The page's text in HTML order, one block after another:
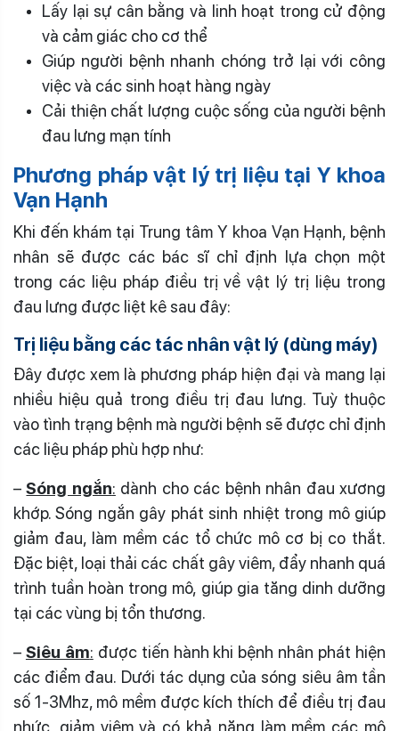
Lấy lại sự cân bằng và linh hoạt trong cử động
và cảm giác cho cơ thể
Giúp người bệnh nhanh chóng trở lại với công
việc và các sinh hoạt hàng ngày
Cải thiện chất lượng cuộc sống của người bệnh
đau lưng mạn tính
Phương pháp vật lý trị liệu tại Y khoa
Vạn Hạnh
Khi đến khám tại Trung tâm Y khoa Vạn Hạnh, bệnh
nhân sẽ được các bác sĩ chỉ định lựa chọn một
trong các liệu pháp điều trị về vật lý trị liệu trong
đau lưng được liệt kê sau đây:
Trị liệu bằng các tác nhân vật lý (dùng máy)
Đây được xem là phương pháp hiện đại và mang lại
nhiều hiệu quả trong điều trị đau lưng. Tuỳ thuộc
vào tình trạng bệnh mà người bệnh sẽ được chỉ định
các liệu pháp phù hợp như:
–Sóng ngắn: dành cho các bệnh nhân đau xương
khớp. Sóng ngắn gây phát sinh nhiệt trong mô giúp
giảm đau, làm mềm các tổ chức mô cơ bị co thắt.
Đặc biệt, loại thải các chất gây viêm, đẩy nhanh quá
trình tuần hoàn trong mô, giúp gia tăng dinh dưỡng
tại các vùng bị tổn thương.
– Siêu âm: được tiến hành khi bệnh nhân phát hiện
các điểm đau. Dưới tác dụng của sóng siêu âm tần
số 1-3Mhz, mô mềm được kích thích để điều trị đau